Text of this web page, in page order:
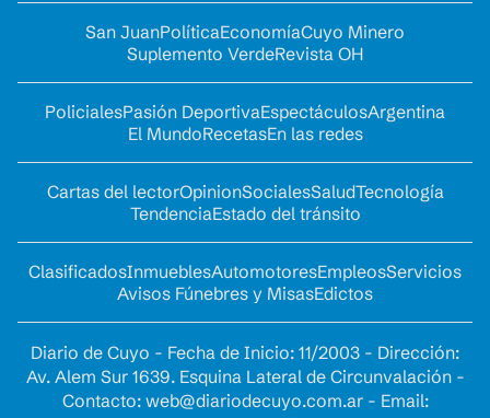
San JuanPolíticaEconomíaCuyo Minero
Suplemento VerdeRevista OH
PolicialesPasión DeportivaEspectáculosArgentina
El MundoRecetasEn las redes
Cartas del lectorOpinionSocialesSaludTecnología
TendenciaEstado del tránsito
ClasificadosInmueblesAutomotoresEmpleosServicios
Avisos Fúnebres y MisasEdictos
Diario de Cuyo - Fecha de Inicio: 11/2003 - Dirección:
Av. Alem Sur 1639. Esquina Lateral de Circunvalación -
Contacto: web@diariodecuyo.com.ar- Email: